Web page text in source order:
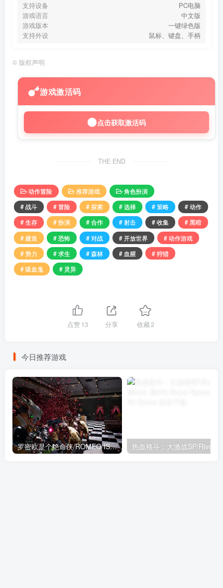
支持设备
PC电脑
游戏语言
中文版
游戏版本
一键绿色版
支持外设
鼠标、键盘、手柄
© 版权声明
游戏激活码
点击获取激活码
THE END
动作冒险 推荐游戏
角色扮演
# 战斗
# 冒险 # 探索 # 选择 # 策略
# 动作
# 生存
# 扮演 # 合作 # 射击 # 收集
# 黑暗
# 建造
# 恐怖 # 对战 # 开放世界
# 动作游戏
# 势力
# 求生 # 森林 # 血腥
# 狩猎
# 吸血鬼
# 灵异
点赞13 分享 收藏2
今日推荐游戏
罗密欧是个绝命侠/ROMEO IS A DEAD MAN